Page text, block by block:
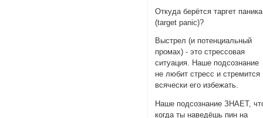
Откуда берётся таргет паника
(target panic)?
Выстрел (и потенциальный
промах) - это стрессовая
ситуация. Наше подсознание
не любит стресс и стремится
всячески его избежать.
Наше подсознание ЗНАЕТ,
когда ты наведёшь пин на